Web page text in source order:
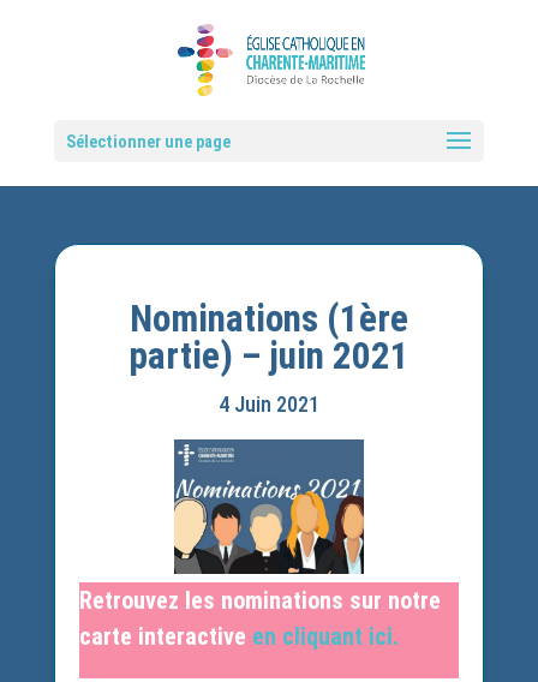
Sélectionner une page
Nominations (1ère
partie) – juin 2021
4 Juin 2021
Retrouvez les nominations sur notre
carte interactive en cliquant ici.